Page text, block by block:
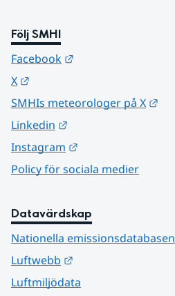
Följ SMHI
Facebook
X
SMHIs meteorologer på X
Linkedin
Instagram
Policy för sociala medier
Datavärdskap
Nationella emissionsdatabasen
Luftwebb
Luftmiljödata